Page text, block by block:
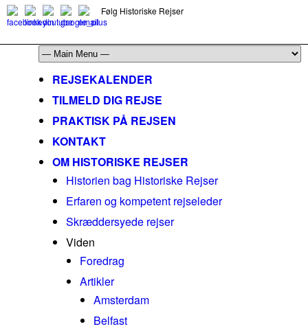
Følg Historiske Rejser
REJSEKALENDER
TILMELD DIG REJSE
PRAKTISK PÅ REJSEN
KONTAKT
OM HISTORISKE REJSER
Historien bag Historiske Rejser
Erfaren og kompetent rejseleder
Skræddersyede rejser
Viden
Foredrag
Artikler
Amsterdam
Belfast